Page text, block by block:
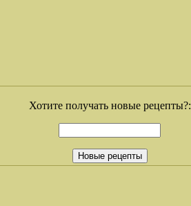
Хотите получать новые рецепты?: